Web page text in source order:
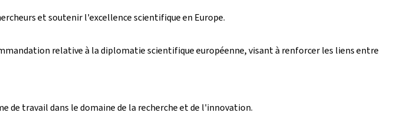
et soutenir l'excellence scientifique en Europe.
relative à la diplomatie scientifique européenne, visant à renforcer les liens entre
de travail dans le domaine de la recherche et de l'innovation.